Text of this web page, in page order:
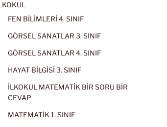
FEN BİLİMLERİ 4. SINIF
GÖRSEL SANATLAR 3. SINIF
GÖRSEL SANATLAR 4. SINIF
HAYAT BİLGİSİ 3. SINIF
İLKOKUL MATEMATİK BİR SORU BİR
CEVAP
MATEMATİK 1. SINIF